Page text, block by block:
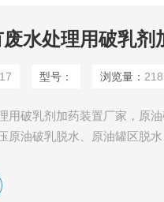
水处理用破乳剂
型号： 浏览量：
用破乳剂加药装置厂家，原
原油破乳脱水、原油罐区脱
布在整个油相中，并进入到要